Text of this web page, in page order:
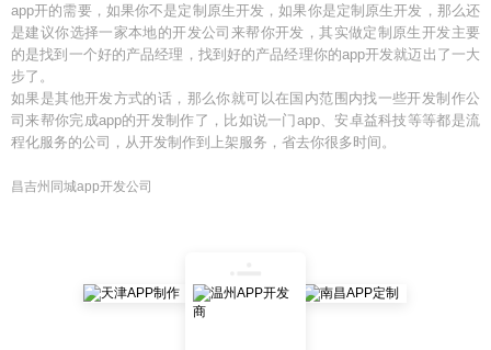
app开的需要，如果你不是定制原生开发，如果你是定制原生开发，那么还
是建议你选择一家本地的开发公司来帮你开发，其实做定制原生开发主要
的是找到一个好的产品经理，找到好的产品经理你的app开发就迈出了一大
步了。
如果是其他开发方式的话，那么你就可以在国内范围内找一些开发制作公
司来帮你完成app的开发制作了，比如说一门app、安卓益科技等等都是流
程化服务的公司，从开发制作到上架服务，省去你很多时间。
昌吉州同城app开发公司